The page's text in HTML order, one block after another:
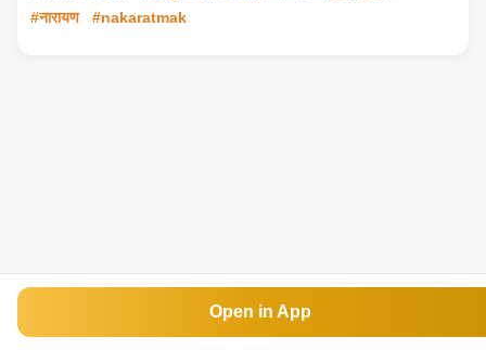
#नारायण
#nakaratmak
Open in App